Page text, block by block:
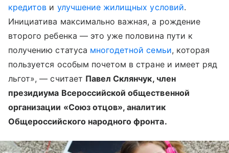
кредитов и улучшение жилищных условий.
Инициатива максимально важная, а рождение
второго ребенка — это уже половина пути к
получению статуса многодетной семьи, которая
пользуется особым почетом в стране и имеет ряд
льгот», — считает Павел Склянчук, член
президиума Всероссийской общественной
организации «Союз отцов», аналитик
Общероссийского народного фронта.